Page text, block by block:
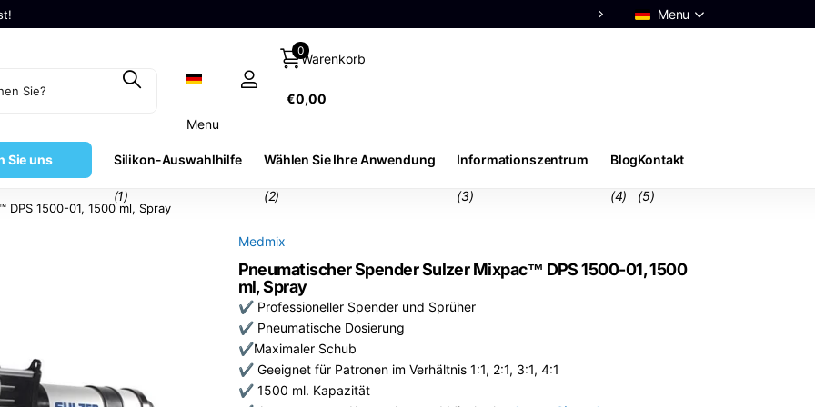
Experten Menu
Menu
Warenkorb
0
€0,00
Sie uns Silikon-Auswahlhilfe
(1)
Wählen Sie Ihre Anwendung
(2)
Informationszentrum
(3)
Blog
(4)
Kontakt
(5)
1500-01, 1500 ml, Spray
Medmix
Pneumatischer Spender Sulzer Mixpac™ DPS 1500-01, 1500
ml, Spray
✔ Professioneller Spender und Sprüher
✔ Pneumatische Dosierung
✔Maximaler Schub
✔ Geeignet für Patronen im Verhältnis 1:1, 2:1, 3:1, 4:1
✔ 1500 ml. Kapazität